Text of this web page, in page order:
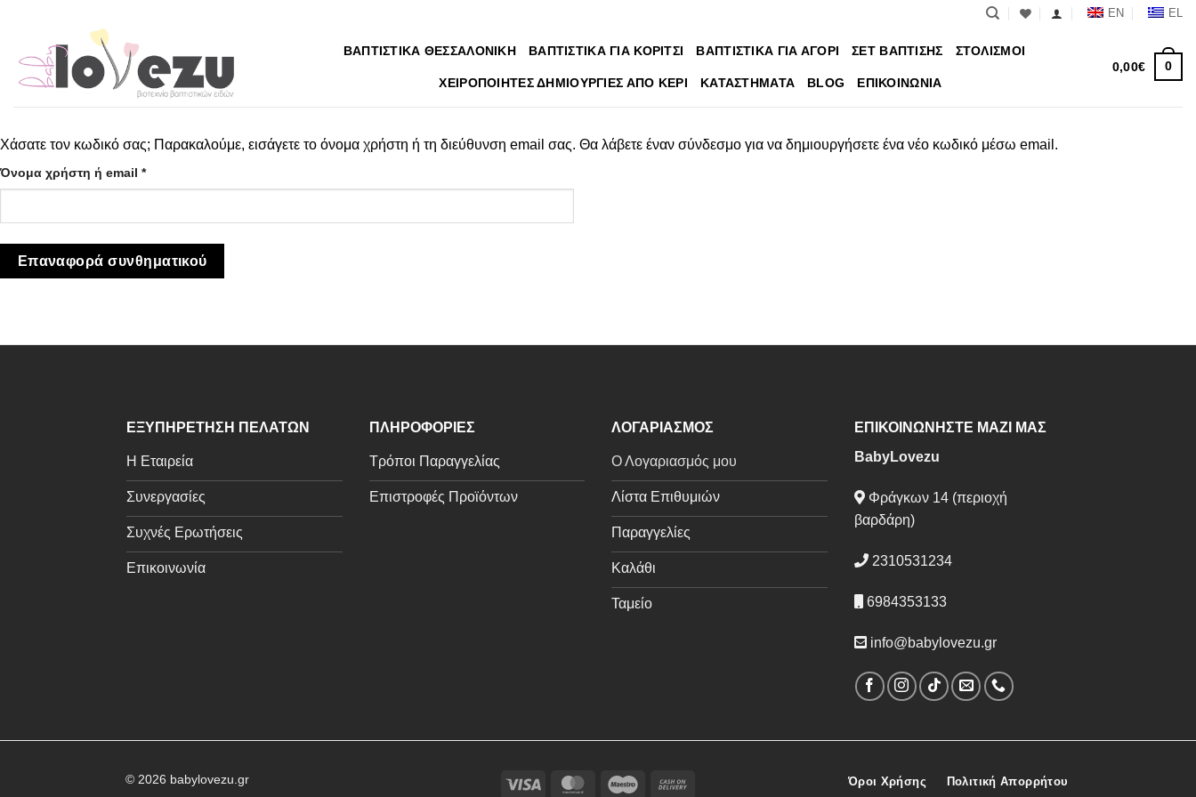
περιεχόμενο
EN EL
ΒΑΠΤΙΣΤΙΚΑ ΘΕΣΣΑΛΟΝΙΚΗ ΒΑΠΤΙΣΤΙΚΑ ΓΙΑ ΚΟΡΙΤΣΙ ΒΑΠΤΙΣΤΙΚΑ ΓΙΑ ΑΓΟΡΙ ΣΕΤ ΒΑΠΤΙΣΗΣ ΣΤΟΛΙΣΜΟΙ
ΧΕΙΡΟΠΟΙΗΤΕΣ ΔΗΜΙΟΥΡΓΙΕΣ ΑΠΟ ΚΕΡΙ ΚΑΤΑΣΤΗΜΑΤΑ BLOG ΕΠΙΚΟΙΝΩΝΙΑ
0,00€ 0
Χάσατε τον κωδικό σας; Παρακαλούμε, εισάγετε το όνομα χρήστη ή τη διεύθυνση email σας. Θα λάβετε έναν σύνδεσμο για να δημιουργήσετε ένα νέο κωδικό μέσω email.
Όνομα χρήστη ή email *Απαιτείται
Επαναφορά συνθηματικού
ΕΞΥΠΗΡΕΤΗΣΗ ΠΕΛΑΤΩΝ
Η Εταιρεία
Συνεργασίες
Συχνές Ερωτήσεις
Επικοινωνία
ΠΛΗΡΟΦΟΡΙΕΣ
Τρόποι Παραγγελίας
Επιστροφές Προϊόντων
ΛΟΓΑΡΙΑΣΜΟΣ
Ο Λογαριασμός μου
Λίστα Επιθυμιών
Παραγγελίες
Καλάθι
Ταμείο
ΕΠΙΚΟΙΝΩΝΗΣΤΕ ΜΑΖΙ ΜΑΣ
BabyLovezu
Φράγκων 14 (περιοχή
βαρδάρη)
2310531234
6984353133
info@babylovezu.gr
© 2026 babylovezu.gr Visa MasterCardMaestro Όροι Χρήσης Πολιτική Απορρήτου